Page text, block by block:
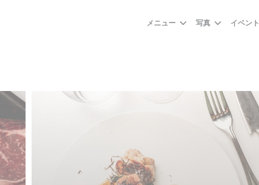
メニュー 写真 イベント